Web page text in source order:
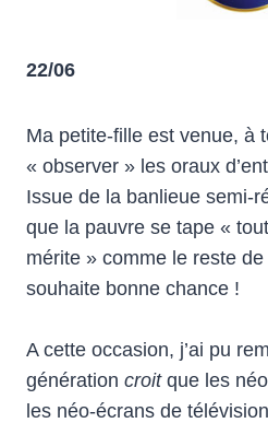
22/06
Ma petite-fille est venue, à
« observer » les oraux
Issue de la banlieue semi-
que la pauvre se tape «
mérite » comme le reste
souhaite bonne chance !
A cette occasion, j’ai pu
génération croitque les
les néo-écrans de